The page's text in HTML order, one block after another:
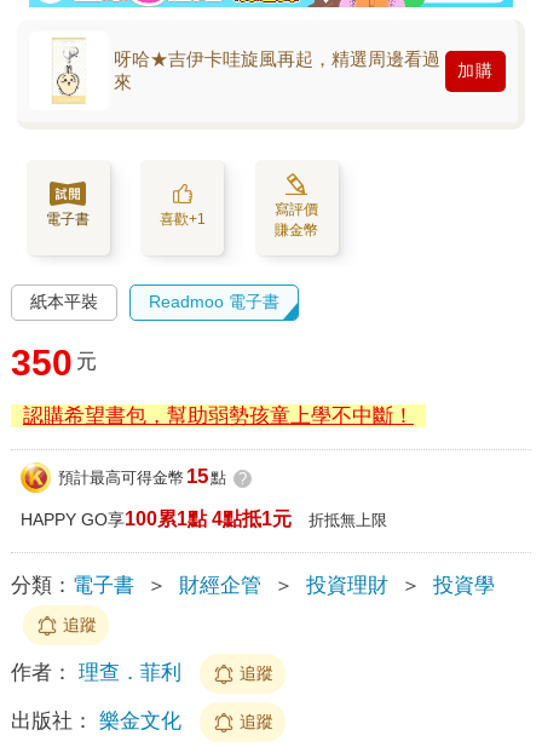
呀哈★吉伊卡哇旋風再起，精選周邊看過
來
加購
電子書 喜歡+1
寫評價
賺金幣
紙本平裝 Readmoo 電子書
350 元
認購希望書包，幫助弱勢孩童上學不中斷！
預計最高可得金幣 15點 ?
HAPPY GO享100累1點 4點抵1元 折抵無上限
分類： 電子書 ＞ 財經企管 ＞ 投資理財 ＞ 投資學
追蹤
作者： 理查．菲利 追蹤
出版社： 樂金文化 追蹤